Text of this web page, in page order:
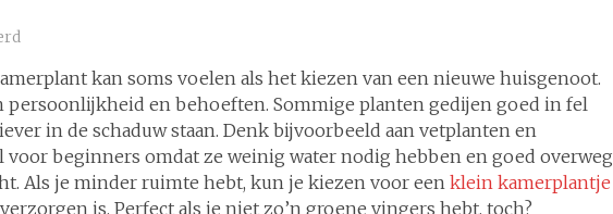
kan soms voelen als het kiezen van een nieuwe huisgenoot.
persoonlijkheid en behoeften. Sommige planten gedijen goed in fel
in de schaduw staan. Denk bijvoorbeeld aan vetplanten en
voor beginners omdat ze weinig water nodig hebben en goed overweg
Als je minder ruimte hebt, kun je kiezen voor een klein kamerplantje
is. Perfect als je niet zo’n groene vingers hebt, toch?